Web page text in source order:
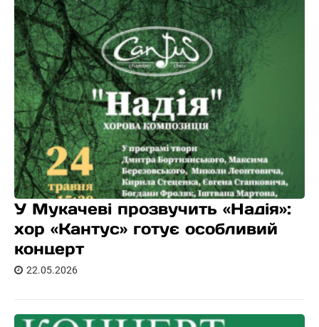
У Мукачеві прозвучить «Надія»:
хор «Кантус» готує особливий
концерт
22.05.2026